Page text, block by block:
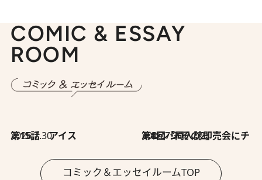
COMIC & ESSAY
ROOM
2026.7.30
第15話 アイス 2026.7.30
第8回「同人誌即売会にチャレンジ その2」
コミック＆エッセイルームTOP